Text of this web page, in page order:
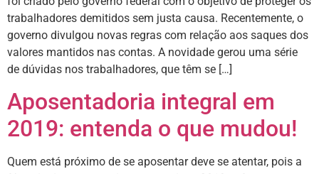
trabalhadores demitidos sem justa causa. Recentemente, o
governo divulgou novas regras com relação aos saques dos
valores mantidos nas contas. A novidade gerou uma série
de dúvidas nos trabalhadores, que têm se […]
Aposentadoria integral em
2019: entenda o que mudou!
Quem está próximo de se aposentar deve se atentar, pois a